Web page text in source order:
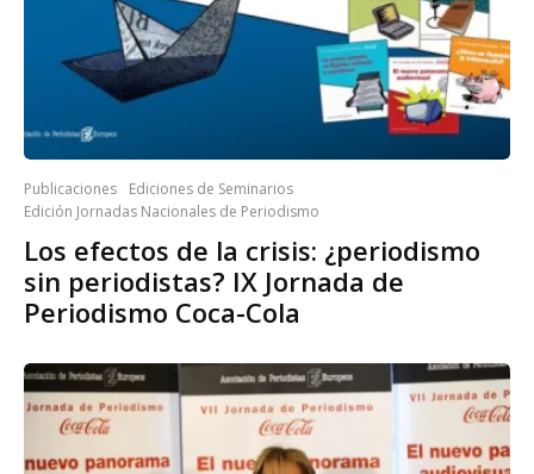
Publicaciones
Ediciones de Seminarios
Edición Jornadas Nacionales de Periodismo
Los efectos de la crisis: ¿periodismo
sin periodistas? IX Jornada de
Periodismo Coca-Cola